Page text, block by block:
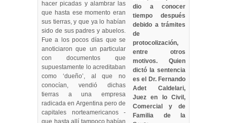
hacer picadas y alambrar las
que hasta ese momento eran
sus tierras, y que ya lo habían
sido de sus padres y abuelos.
Fue a los pocos días que se
anoticiaron que un particular
con documentos que
supuestamente lo acreditaban
como ‘dueño’, al que no
conocían, vendió dichas
tierras a una empresa
radicada en Argentina pero de
capitales norteamericanos -
que hasta allí tampoco habían
dio a conocer
tiempo después
debido a trámites
de
protocolización,
entre otros
motivos. Quien
dictó la sentencia
es el Dr. Fernando
Adet Caldelari,
Juez en lo Civil,
Comercial y de
Familia de la